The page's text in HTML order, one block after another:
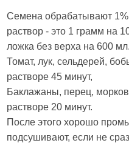
Семена обрабатывают
раствор - это 1 грамм на
ложка без верха на 600
Томат, лук, сельдерей,
растворе 45 минут,
Баклажаны, перец,
растворе 20 минут.
После этого хорошо
подсушивают, если не